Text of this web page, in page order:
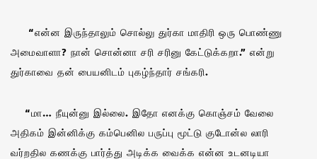
“என்ன இருந்தாலும் சொல்லு துர்கா மாதிரி ஒரு பொண்ணு
அமைவாளா? நான் சொன்னா சரி சரினு கேட்டுக்கறா.” என்று
துர்காவை தன் பையனிடம் புகழ்ந்தார் சங்கரி.
“மா… நீயுன்னு இல்லை. இதோ எனக்கு கொஞ்சம் வேலை
அதிகம் இன்னிக்கு கம்பெனில பருப்பு மூட்டு குடோன்ல லாரி
வர்றதில கணக்கு பார்த்து அடிக்க வைக்க என்ன உடனடியா